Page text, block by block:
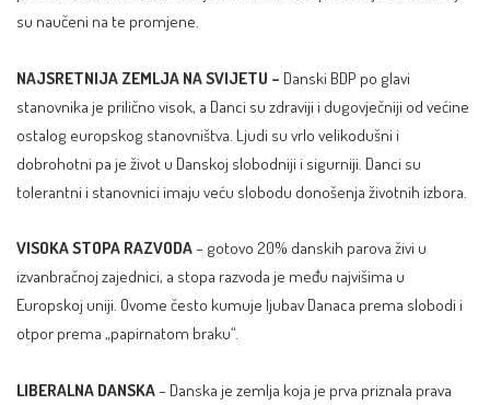
su naučeni na te promjene.
NAJSRETNIJA ZEMLJA NA SVIJETU – Danski BDP po glavi
stanovnika je prilično visok, a Danci su zdraviji i dugovječniji od većine
ostalog europskog stanovništva. Ljudi su vrlo velikodušni i
dobrohotni pa je život u Danskoj slobodniji i sigurniji. Danci su
tolerantni i stanovnici imaju veću slobodu donošenja životnih izbora.
VISOKA STOPA RAZVODA– gotovo 20% danskih parova živi u
izvanbračnoj zajednici, a stopa razvoda je među najvišima u
Europskoj uniji. Ovome često kumuje ljubav Danaca prema slobodi i
otpor prema „papirnatom braku“.
LIBERALNA DANSKA– Danska je zemlja koja je prva priznala prava